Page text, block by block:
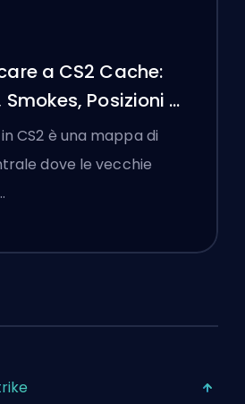
a CS2 Cache:
Posizioni e
Premier
in CS2 è una mappa di
dove le vecchie